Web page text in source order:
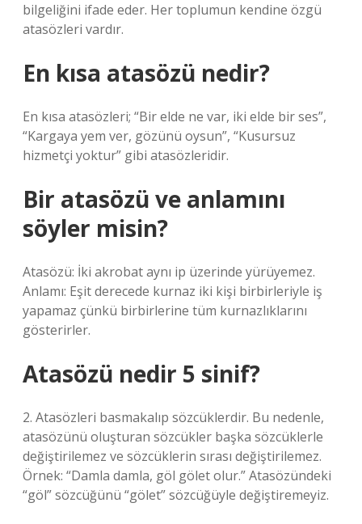
bilgeliğini ifade eder. Her toplumun kendine özgü
atasözleri vardır.
En kısa atasözü nedir?
En kısa atasözleri; “Bir elde ne var, iki elde bir ses”,
“Kargaya yem ver, gözünü oysun”, “Kusursuz
hizmetçi yoktur” gibi atasözleridir.
Bir atasözü ve anlamını
söyler misin?
Atasözü: İki akrobat aynı ip üzerinde yürüyemez.
Anlamı: Eşit derecede kurnaz iki kişi birbirleriyle iş
yapamaz çünkü birbirlerine tüm kurnazlıklarını
gösterirler.
Atasözü nedir 5 sinif?
2. Atasözleri basmakalıp sözcüklerdir. Bu nedenle,
atasözünü oluşturan sözcükler başka sözcüklerle
değiştirilemez ve sözcüklerin sırası değiştirilemez.
Örnek: “Damla damla, göl gölet olur.” Atasözündeki
“göl” sözcüğünü “gölet” sözcüğüyle değiştiremeyiz.